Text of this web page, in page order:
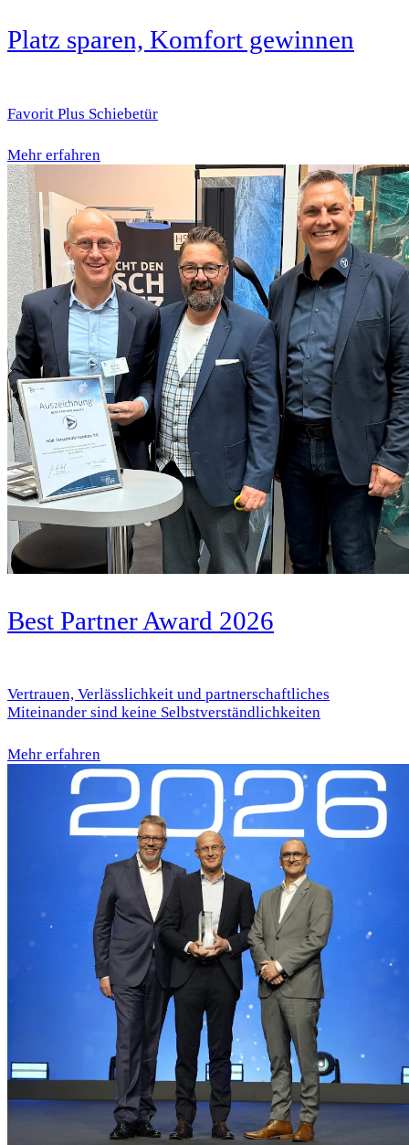
Platz sparen, Komfort gewinnen
Favorit Plus Schiebetür
Mehr erfahren
Best Partner Award 2026
Vertrauen, Verlässlichkeit und partnerschaftliches
Miteinander sind keine Selbstverständlichkeiten
Mehr erfahren